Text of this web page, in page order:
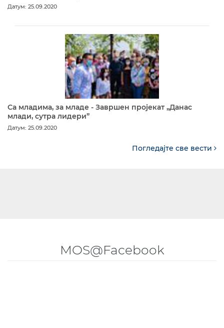
Датум: 25.09.2020
Са младима, за младе - Завршен пројекат „Данас
млади, сутра лидери”
Датум: 25.09.2020
Погледајте све вести
MOS@Facebook